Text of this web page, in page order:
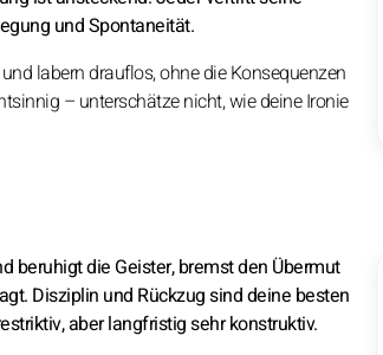
und Spontaneität.
labern drauflos, ohne die Konsequenzen
– unterschätze nicht, wie deine Ironie
beruhigt die Geister, bremst den Übermut
Disziplin und Rückzug sind deine besten
aber langfristig sehr konstruktiv.